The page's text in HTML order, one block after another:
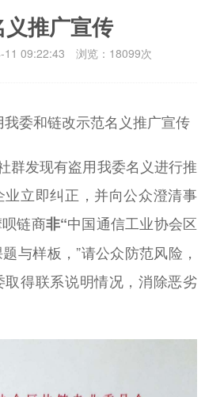
推广宣传
11 09:22:43 浏览：18099次
委和链改示范名义推广宣传
发现有盗用我委名义进行推
立即纠正，并向公众澄清事
链商非“中国通信工业协会区
与样板，”请公众防范风险，
得联系说明情况，消除恶劣